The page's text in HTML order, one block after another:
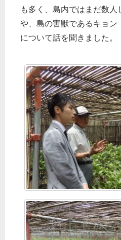
も多く、島内ではまだ数
や、島の害獣であるキョン
について話を聞きました。